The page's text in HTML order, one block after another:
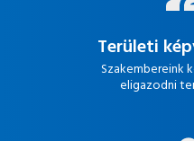
Területi
Szakembereink
eligazodni